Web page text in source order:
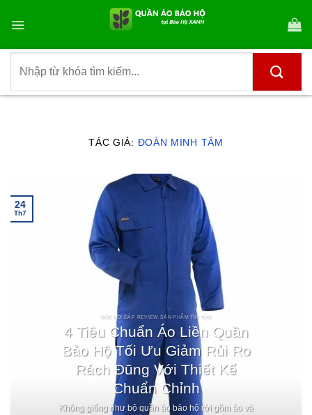
qua
dung
kiếm:
TÁC GIẢ: ĐOÀN MINH TÂM
GÓC HỎI ĐÁP REVIEW SẢN PHẨM TIN TỨC
4 Tiêu Chuẩn Áo Liền Quần
Bảo Hộ Tối Ưu Giảm Rủi Ro
Rách Đũng Với Thiết Kế
Chuẩn Chỉnh
Không giống như bộ quần áo bảo hộ rời gồm áo và
24
Th7